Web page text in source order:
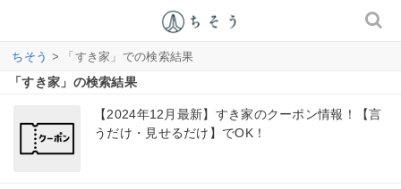
ちそう > 「すき家」での検索結果
「すき家」の検索結果
【2024年12月最新】すき家のクーポン情報！【言
うだけ・見せるだけ】でOK！